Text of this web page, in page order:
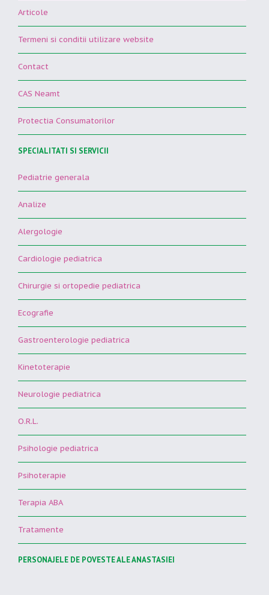
Articole
Termeni si conditii utilizare website
Contact
CAS Neamt
Protectia Consumatorilor
SPECIALITATI SI SERVICII
Pediatrie generala
Analize
Alergologie
Cardiologie pediatrica
Chirurgie si ortopedie pediatrica
Ecografie
Gastroenterologie pediatrica
Kinetoterapie
Neurologie pediatrica
O.R.L.
Psihologie pediatrica
Psihoterapie
Terapia ABA
Tratamente
PERSONAJELE DE POVESTE ALE ANASTASIEI